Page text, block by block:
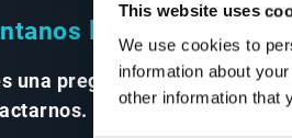
This website uses
We use cookies to
information about
other information that
lo que quieras
una pregunta, no dudes